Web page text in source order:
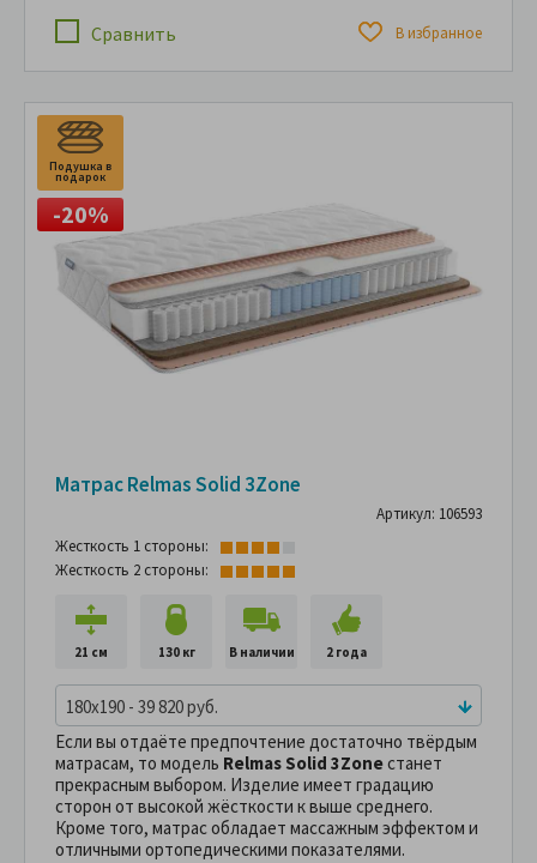
Сравнить В избранное
Подушка в
подарок
-20%
Матрас Relmas Solid 3Zone
Артикул: 106593
Жесткость 1 стороны:
Жесткость 2 стороны:
21 см 130 кг В наличии 2 года
180x190 - 39 820 руб.
Если вы отдаёте предпочтение достаточно твёрдым
матрасам, то модель Relmas Solid 3Zoneстанет
прекрасным выбором. Изделие имеет градацию
сторон от высокой жёсткости к выше среднего.
Кроме того, матрас обладает массажным эффектом и
отличными ортопедическими показателями.